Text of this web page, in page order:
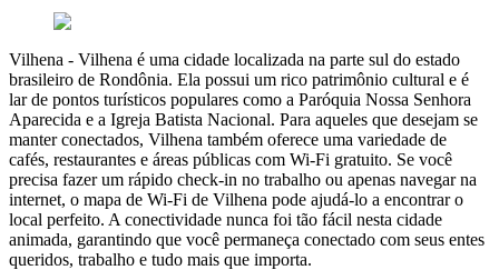
Vilhena - Vilhena é uma cidade localizada na parte sul do estado
brasileiro de Rondônia. Ela possui um rico patrimônio cultural e é
lar de pontos turísticos populares como a Paróquia Nossa Senhora
Aparecida e a Igreja Batista Nacional. Para aqueles que desejam se
manter conectados, Vilhena também oferece uma variedade de
cafés, restaurantes e áreas públicas com Wi-Fi gratuito. Se você
precisa fazer um rápido check-in no trabalho ou apenas navegar na
internet, o mapa de Wi-Fi de Vilhena pode ajudá-lo a encontrar o
local perfeito. A conectividade nunca foi tão fácil nesta cidade
animada, garantindo que você permaneça conectado com seus entes
queridos, trabalho e tudo mais que importa.